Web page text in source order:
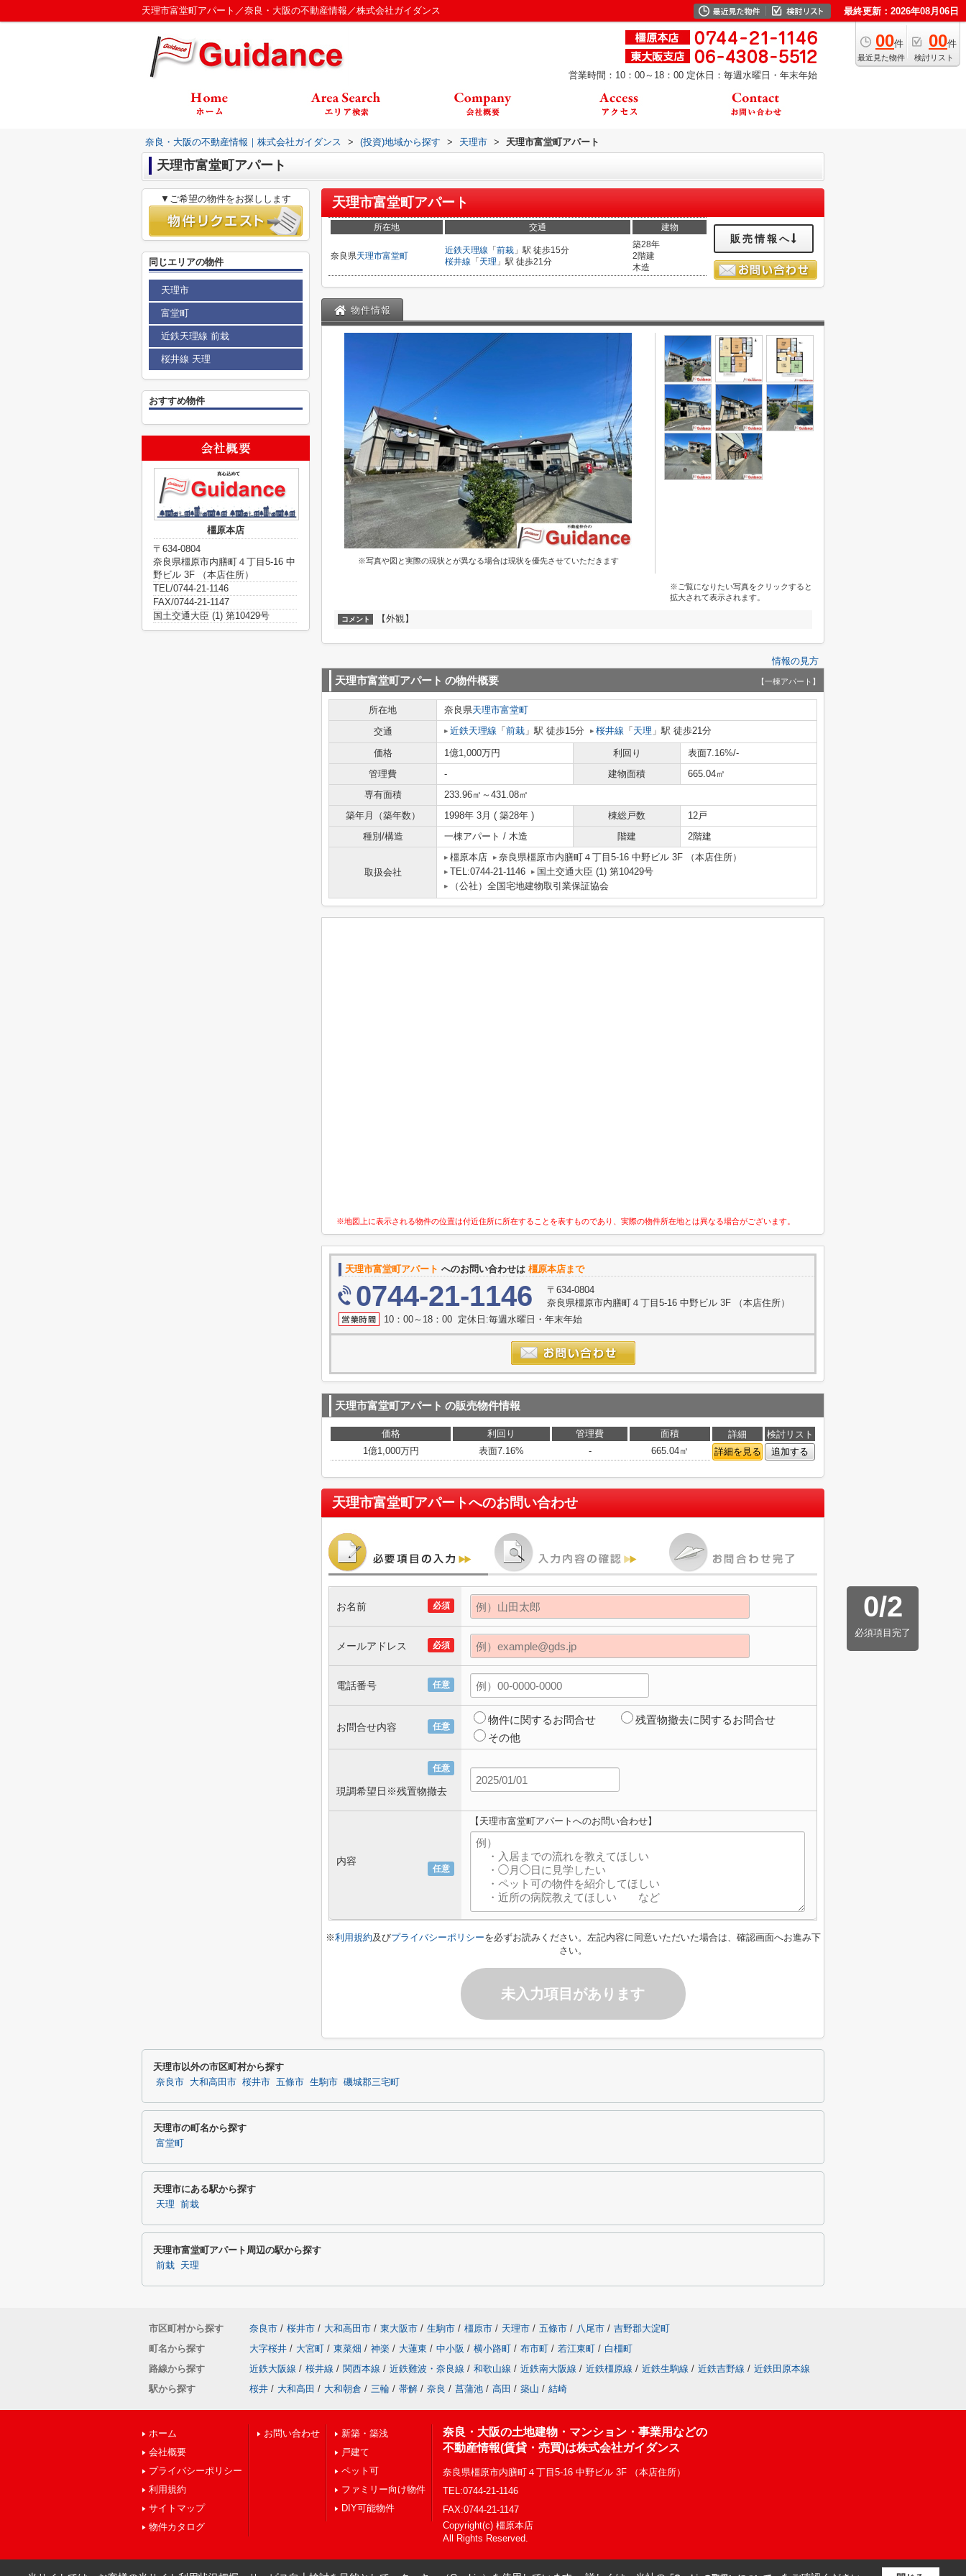
天理市富堂町アパート／奈良・大阪の不動産情報／株式会社ガイダンス 最終更新：2026年08月06日
00件
最近見た物件
00件
検討リスト
営業時間：10：00～18：00 定休日：毎週水曜日・年末年始
奈良・大阪の不動産情報｜株式会社ガイダンス > (投資)地域から探す > 天理市 > 天理市富堂町アパート
天理市富堂町アパート
天理市富堂町アパート
所在地 交通 建物
奈良県天理市富堂町
近鉄天理線 「 前栽 」駅 徒歩15分
桜井線 「 天理 」駅 徒歩21分
築28年
2階建
木造
販売情報へ
物件情報
※写真や図と実際の現状とが異なる場合は現状を優先させていただきます
※ご覧になりたい写真をクリックすると
拡大されて表示されます。
コメント 【外観】
情報の見方
天理市富堂町アパート の物件概要 【一棟アパート】
所在地 奈良県天理市富堂町
交通
近鉄天理線 「 前栽 」駅 徒歩15分 桜井線 「 天理 」駅 徒歩21分
価格 1億1,000万円 利回り
表面7.16%/-
管理費
- 建物面積
665.04㎡
専有面積
233.96㎡～431.08㎡
築年月（築年数）
1998年 3月 ( 築28年 ) 棟総戸数
12戸
種別/構造
一棟アパート / 木造 階建 2階建
取扱会社
橿原本店
奈良県橿原市内膳町４丁目5-16 中野ビル 3F （本店住所）
TEL:0744-21-1146
国土交通大臣 (1) 第10429号
（公社）全国宅地建物取引業保証協会
※地図上に表示される物件の位置は付近住所に所在することを表すものであり、実際の物件所在地とは異なる場合がございます。
天理市富堂町アパート へのお問い合わせは 橿原本店まで
0744-21-1146
〒634-0804
奈良県橿原市内膳町４丁目5-16 中野ビル 3F （本店住所）
10：00～18：00 定休日:毎週水曜日・年末年始
天理市富堂町アパート の販売物件情報
価格 利回り 管理費 面積 詳細
検討リスト
1億1,000万円
表面7.16% - 665.04㎡ 詳細を見る 追加する
天理市富堂町アパートへのお問い合わせ
0/2
必須項目完了
必須
お名前
必須
メールアドレス
任意
電話番号
任意
お問合せ内容
物件に関するお問合せ
残置物撤去に関するお問合せ
その他
任意
現調希望日※残置物撤去
任意
内容
【天理市富堂町アパートへのお問い合わせ】
※利用規約及びプライバシーポリシーを必ずお読みください。左記内容に同意いただいた場合は、確認画面へお進み下
さい。
未入力項目があります
▼ご希望の物件をお探しします
同じエリアの物件
天理市
富堂町
近鉄天理線 前栽
桜井線 天理
おすすめ物件
橿原本店
〒634-0804
奈良県橿原市内膳町４丁目5-16 中
野ビル 3F （本店住所）
TEL/0744-21-1146
FAX/0744-21-1147
国土交通大臣 (1) 第10429号
天理市以外の市区町村から探す
奈良市 大和高田市 桜井市 五條市 生駒市 磯城郡三宅町
天理市の町名から探す
富堂町
天理市にある駅から探す
天理 前栽
天理市富堂町アパート周辺の駅から探す
前栽 天理
市区町村から探す 奈良市 / 桜井市 / 大和高田市 / 東大阪市 / 生駒市 / 橿原市 / 天理市 / 五條市 / 八尾市 / 吉野郡大淀町
町名から探す
大字桜井 / 大宮町 / 東菜畑 / 神楽 / 大蓮東 / 中小阪 / 横小路町 / 布市町 / 若江東町 / 白橿町
路線から探す
近鉄大阪線 / 桜井線 / 関西本線 / 近鉄難波・奈良線 / 和歌山線 / 近鉄南大阪線 / 近鉄橿原線 / 近鉄生駒線 / 近鉄吉野線 / 近鉄田原本線
駅から探す
桜井 / 大和高田 / 大和朝倉 / 三輪 / 帯解 / 奈良 / 菖蒲池 / 高田 / 築山 / 結崎
ホーム
会社概要
プライバシーポリシー
利用規約
サイトマップ
物件カタログ
お問い合わせ
新築・築浅
戸建て
ペット可
ファミリー向け物件
DIY可能物件
奈良・大阪の土地建物・マンション・事業用などの
不動産情報(賃貸・売買)は株式会社ガイダンス
奈良県橿原市内膳町４丁目5-16 中野ビル 3F （本店住所）
TEL:0744-21-1146
FAX:0744-21-1147
Copyright(c) 橿原本店
All Rights Reserved.